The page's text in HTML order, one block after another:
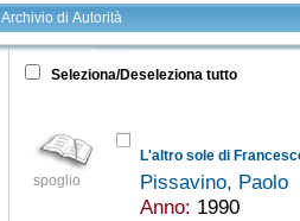
Archivio di Autorità
Tutto +
Seleziona/Deseleziona tutto
spoglio
L'altro sole di
Pissavino, Paolo
Anno: 1990